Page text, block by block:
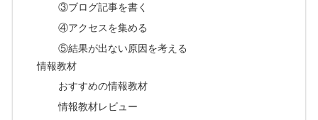
③ブログ記事を書く
④アクセスを集める
⑤結果が出ない原因を考える
情報教材
おすすめの情報教材
情報教材レビュー